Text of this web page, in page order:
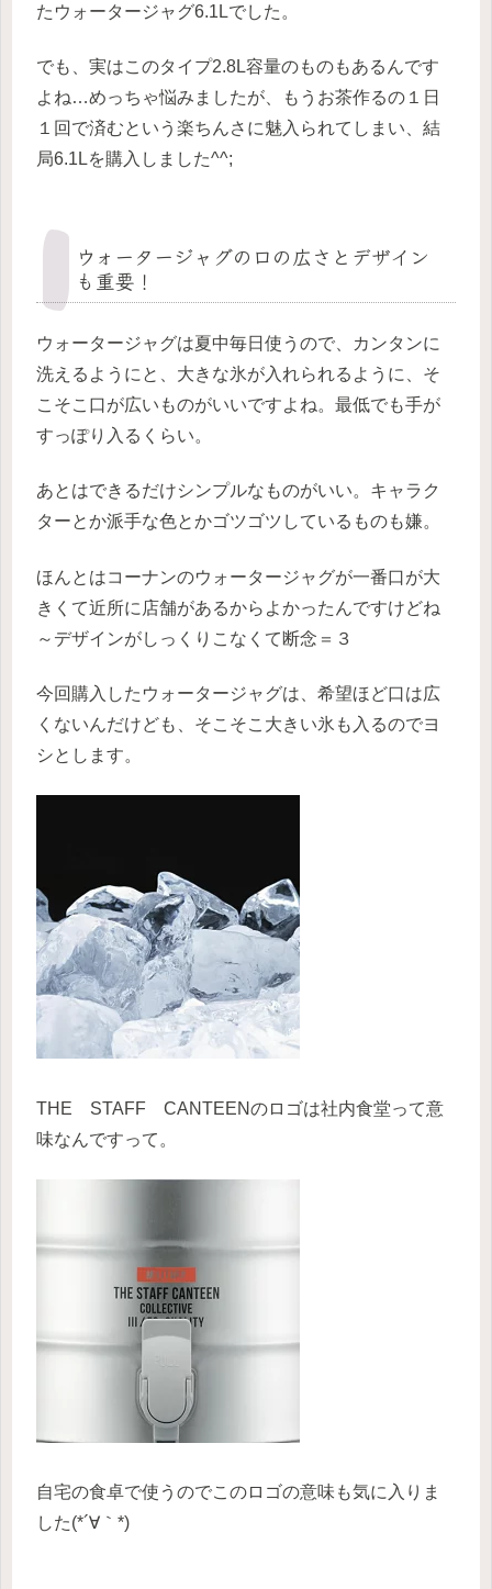
たウォータージャグ6.1Lでした。
でも、実はこのタイプ2.8L容量のものもあるんです
よね…めっちゃ悩みましたが、もうお茶作るの１日
１回で済むという楽ちんさに魅入られてしまい、結
局6.1Lを購入しました^^;
ウォータージャグの口の広さとデザイン
も重要！
ウォータージャグは夏中毎日使うので、カンタンに
洗えるようにと、大きな氷が入れられるように、そ
こそこ口が広いものがいいですよね。最低でも手が
すっぽり入るくらい。
あとはできるだけシンプルなものがいい。キャラク
ターとか派手な色とかゴツゴツしているものも嫌。
ほんとはコーナンのウォータージャグが一番口が大
きくて近所に店舗があるからよかったんですけどね
～デザインがしっくりこなくて断念＝３
今回購入したウォータージャグは、希望ほど口は広
くないんだけども、そこそこ大きい氷も入るのでヨ
シとします。
THE STAFF CANTEENのロゴは社内食堂って意
味なんですって。
自宅の食卓で使うのでこのロゴの意味も気に入りま
した(*´∀｀*)